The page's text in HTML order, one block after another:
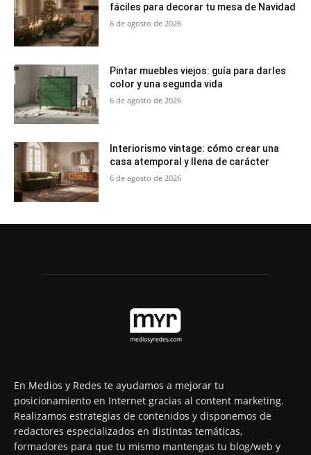
fáciles para decorar tu mesa de Navidad
6 de agosto de 2026
Pintar muebles viejos: guía para darles
color y una segunda vida
6 de agosto de 2026
Interiorismo vintage: cómo crear una
casa atemporal y llena de carácter
6 de agosto de 2026
En Medios y Redes te ayudamos a mejorar tu
posicionamiento en Internet gracias al content marketing.
Realizamos estrategias de contenidos y disponemos de
redactores especializados en distintas temáticas,
formadores para que tu mismo mantengas tu blog/web y